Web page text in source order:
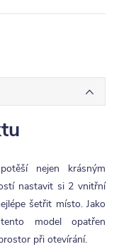
nejen krásným
nastavit si 2 vnitřní
šetřit místo. Jako
model opatřen
při otevírání.